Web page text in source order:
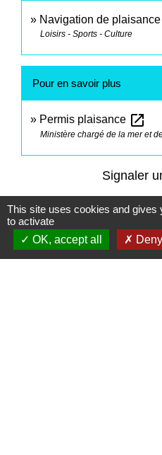
Navigation de plaisance
Loisirs - Sports - Culture
Pour en savoir plus
Permis plaisance open_in_new
Ministère chargé de la mer et
Signaler
This site uses cookies and gives
to activate
OK, accept all